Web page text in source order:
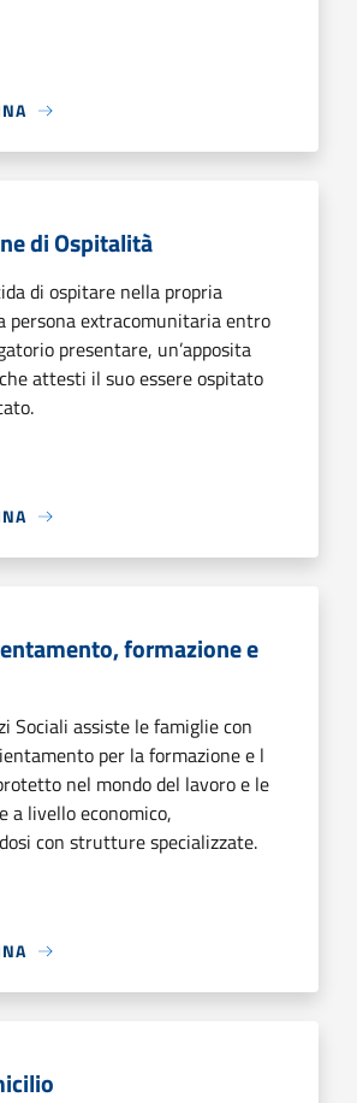
di Ospitalità
di ospitare nella propria
persona extracomunitaria entro
presentare, un’apposita
attesti il suo essere ospitato
formazione e
Sociali assiste le famiglie con
per la formazione e l
nel mondo del lavoro e le
a livello economico,
con strutture specializzate.